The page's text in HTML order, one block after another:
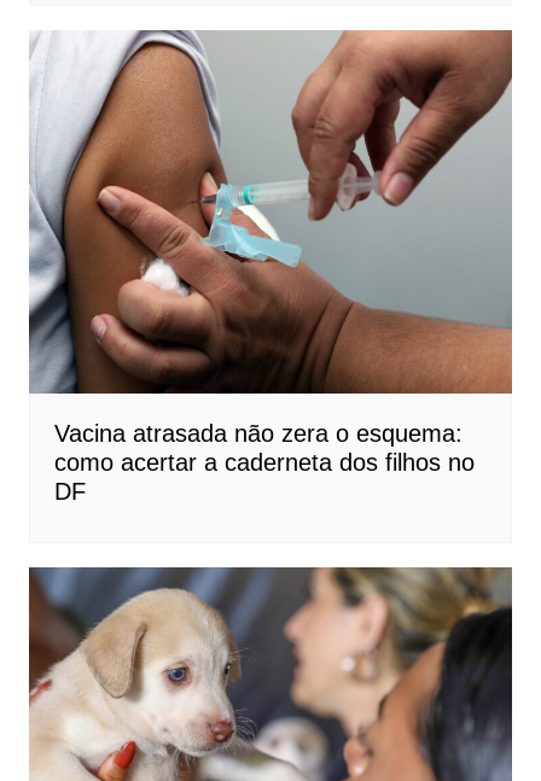
Vacina atrasada não zera o esquema:
como acertar a caderneta dos filhos no
DF